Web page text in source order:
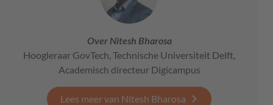
Over Nitesh Bharosa
Hoogleraar GovTech, Technische Universiteit Delft,
Academisch directeur Digicampus
Lees meer van Nitesh Bharosa